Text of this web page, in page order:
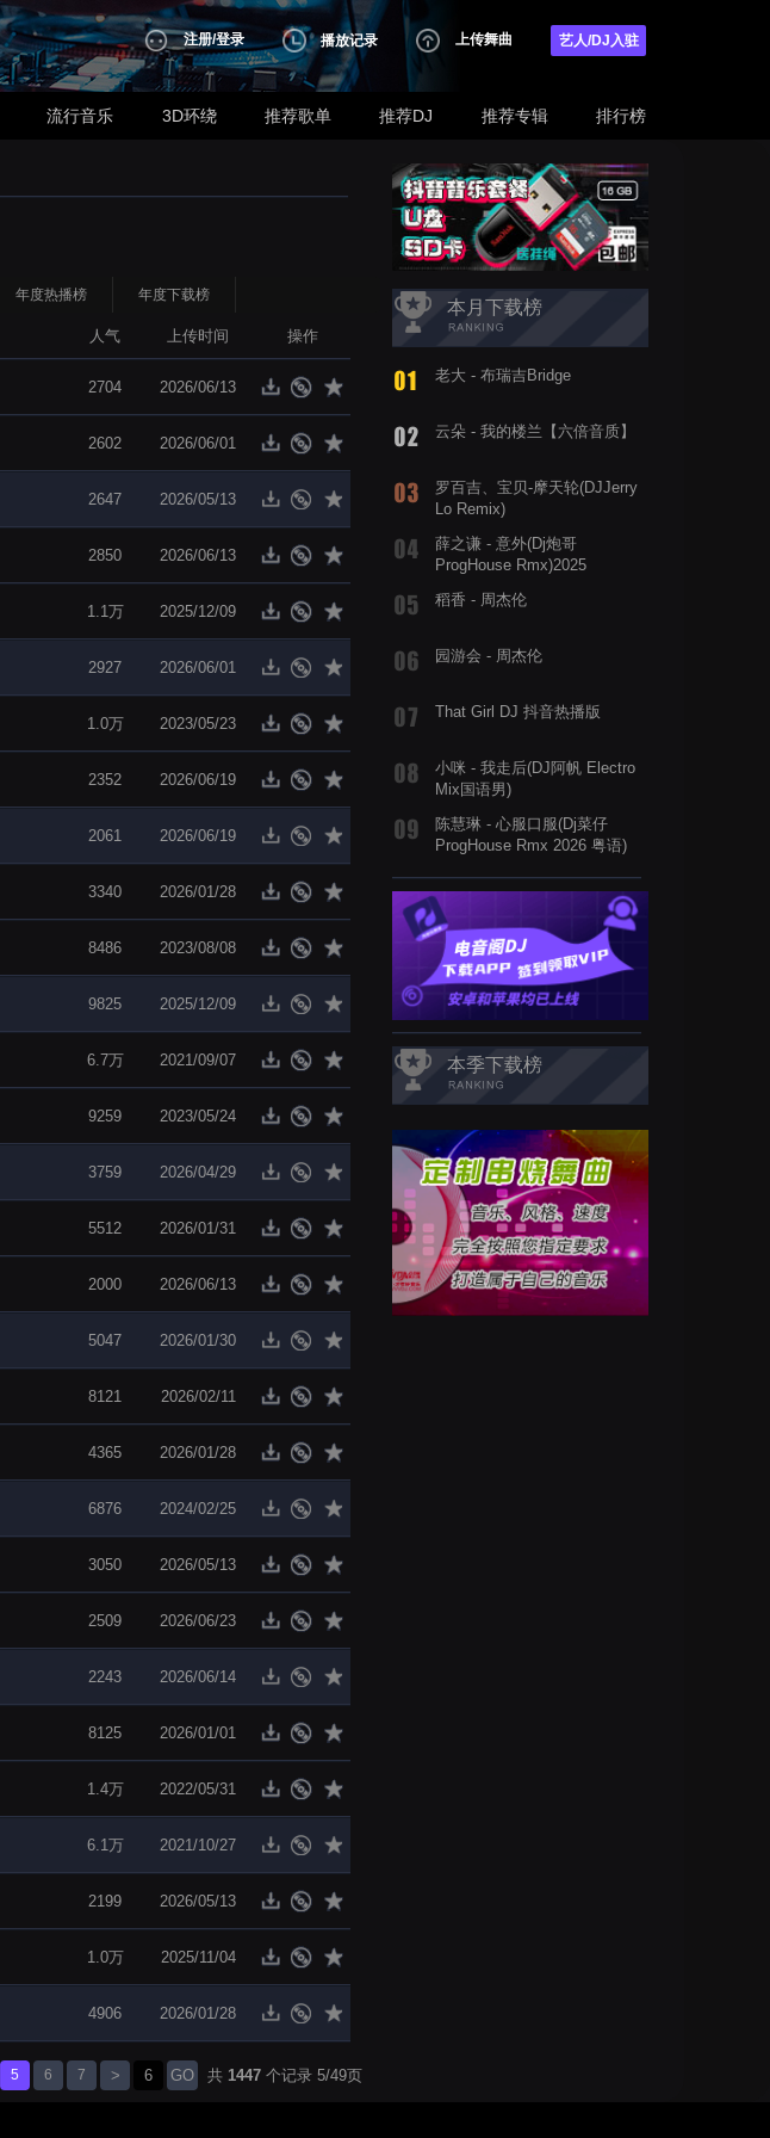
注册/登录 播放记录 上传舞曲 艺人/DJ入驻
流行音乐 3D环绕 推荐歌单 推荐DJ 推荐专辑 排行榜
年度热播榜 年度下载榜
人气 上传时间 操作
2704 2026/06/13
2602 2026/06/01
2647 2026/05/13
2850 2026/06/13
1.1万 2025/12/09
2927 2026/06/01
1.0万 2023/05/23
2352 2026/06/19
2061 2026/06/19
3340 2026/01/28
8486 2023/08/08
9825 2025/12/09
6.7万 2021/09/07
9259 2023/05/24
3759 2026/04/29
5512 2026/01/31
2000 2026/06/13
5047 2026/01/30
8121 2026/02/11
4365 2026/01/28
6876 2024/02/25
3050 2026/05/13
2509 2026/06/23
2243 2026/06/14
8125 2026/01/01
1.4万 2022/05/31
6.1万 2021/10/27
2199 2026/05/13
1.0万 2025/11/04
4906 2026/01/28
5 6 7 > GO 共 1447 个记录 5/49页
本月下载榜
老大 - 布瑞吉Bridge
云朵 - 我的楼兰【六倍音质】
罗百吉、宝贝-摩天轮(DJJerry
Lo Remix)
薛之谦 - 意外(Dj炮哥
ProgHouse Rmx)2025
稻香 - 周杰伦
园游会 - 周杰伦
That Girl DJ 抖音热播版
小咪 - 我走后(DJ阿帆 Electro
Mix国语男)
陈慧琳 - 心服口服(Dj菜仔
ProgHouse Rmx 2026 粤语)
本季下载榜